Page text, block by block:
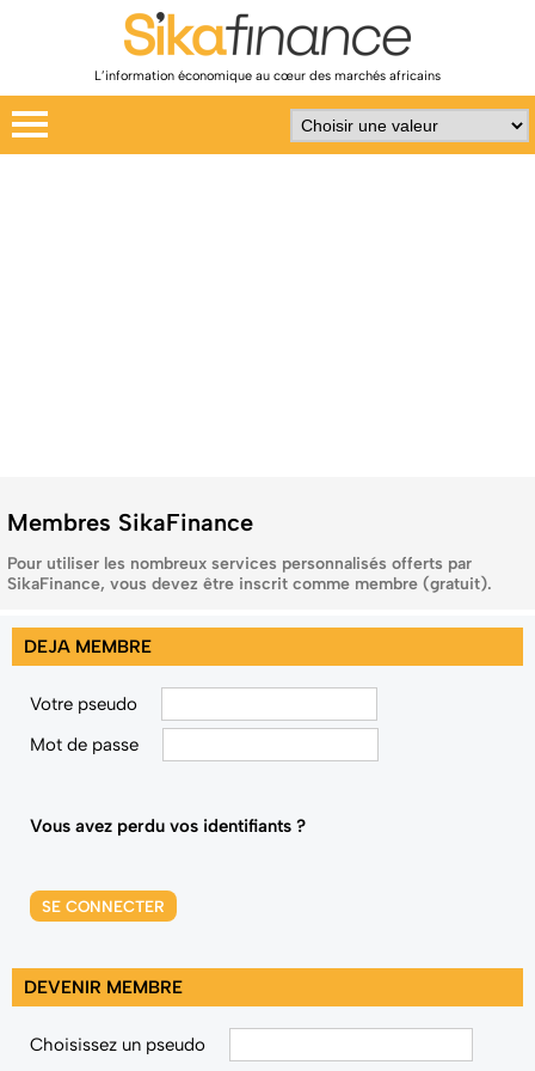
L’information économique au cœur des marchés africains
Membres SikaFinance
Pour utiliser les nombreux services personnalisés offerts par
SikaFinance, vous devez être inscrit comme membre (gratuit).
DEJA MEMBRE
Votre pseudo
Mot de passe
Vous avez perdu vos identifiants ?
SE CONNECTER
DEVENIR MEMBRE
Choisissez un pseudo